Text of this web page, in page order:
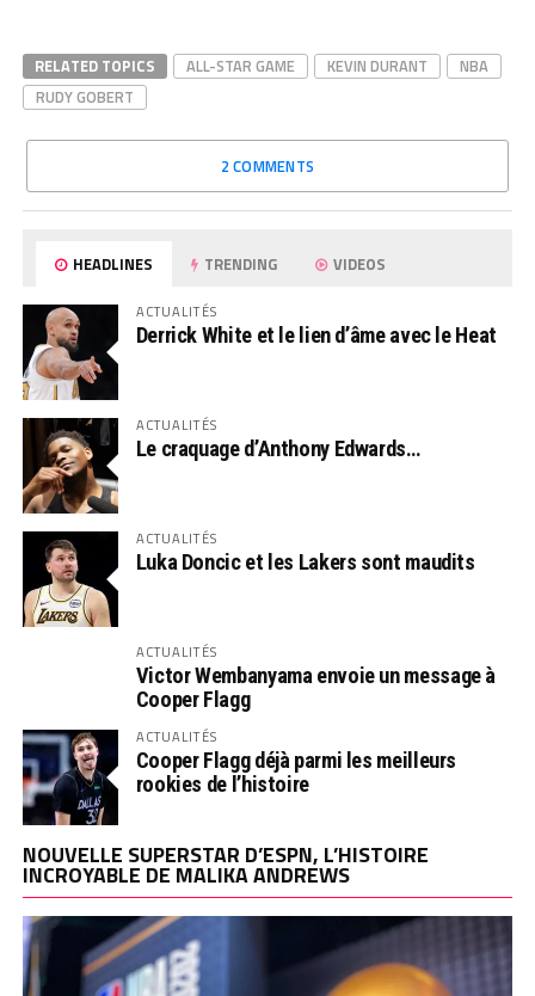
RELATED TOPICS ALL-STAR GAME KEVIN DURANT
NBA
RUDY GOBERT
2 COMMENTS
HEADLINES TRENDING VIDEOS
ACTUALITÉS
Derrick White et le lien d’âme avec le Heat
ACTUALITÉS
Le craquage d’Anthony Edwards…
ACTUALITÉS
Luka Doncic et les Lakers sont maudits
ACTUALITÉS
Victor Wembanyama envoie un message à
Cooper Flagg
ACTUALITÉS
Cooper Flagg déjà parmi les meilleurs
rookies de l’histoire
NOUVELLE SUPERSTAR D’ESPN, L’HISTOIRE
INCROYABLE DE MALIKA ANDREWS